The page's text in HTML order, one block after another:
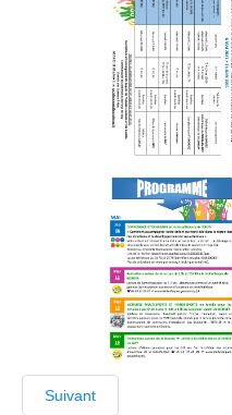
Suivant